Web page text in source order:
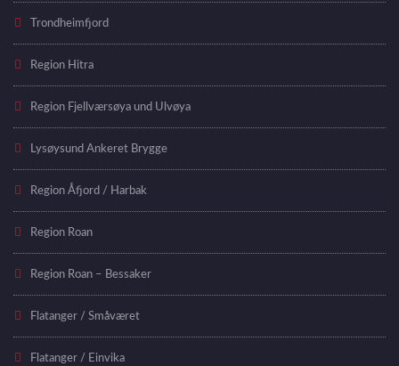
Trondheimfjord
Region Hitra
Region Fjellværsøya und Ulvøya
Lysøysund Ankeret Brygge
Region Åfjord / Harbak
Region Roan
Region Roan – Bessaker
Flatanger / Småværet
Flatanger / Einvika